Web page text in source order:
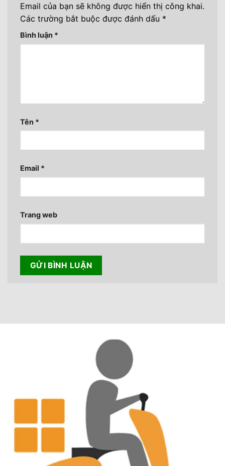
Email của bạn sẽ không được hiển thị công khai.
Các trường bắt buộc được đánh dấu *
Bình luận *
Tên *
Email *
Trang web